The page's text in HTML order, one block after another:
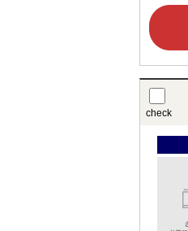
check